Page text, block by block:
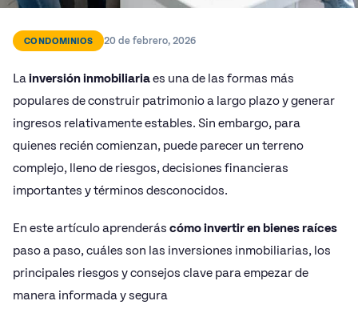
CONDOMINIOS 20 de febrero, 2026
La inversión inmobiliariaes una de las formas más
populares de construir patrimonio a largo plazo y generar
ingresos relativamente estables. Sin embargo, para
quienes recién comienzan, puede parecer un terreno
complejo, lleno de riesgos, decisiones financieras
importantes y términos desconocidos.
En este artículo aprenderás cómo invertir en bienes raíces
paso a paso, cuáles son las inversiones inmobiliarias, los
principales riesgos y consejos clave para empezar de
manera informada y segura